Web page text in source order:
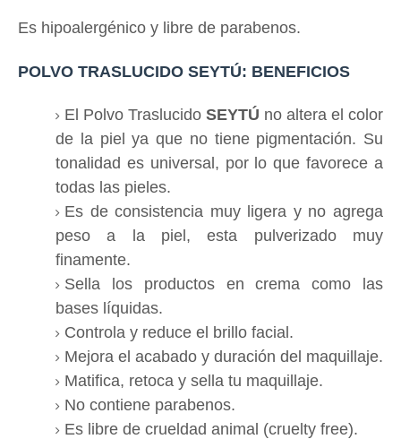
Es hipoalergénico y libre de parabenos.
POLVO TRASLUCIDO SEYTÚ: BENEFICIOS
El Polvo Traslucido SEYTÚ no altera el color
de la piel ya que no tiene pigmentación. Su
tonalidad es universal, por lo que favorece a
todas las pieles.
Es de consistencia muy ligera y no agrega
peso a la piel, esta pulverizado muy
finamente.
Sella los productos en crema como las
bases líquidas.
Controla y reduce el brillo facial.
Mejora el acabado y duración del maquillaje.
Matifica, retoca y sella tu maquillaje.
No contiene parabenos.
Es libre de crueldad animal (cruelty free).